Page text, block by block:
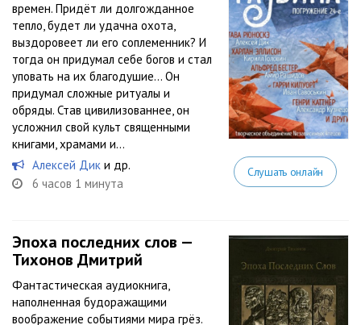
времен. Придёт ли долгожданное
тепло, будет ли удачна охота,
выздоровеет ли его соплеменник? И
тогда он придумал себе богов и стал
уповать на их благодушие… Он
придумал сложные ритуалы и
обряды. Став цивилизованнее, он
усложнил свой культ священными
книгами, храмами и...
Алексей Дик и др.
6 часов 1 минута
Слушать онлайн
Эпоха последних cлов —
Тихонов Дмитрий
Фантастическая аудиокнига,
наполненная будоражащими
воображение событиями мира грёз.